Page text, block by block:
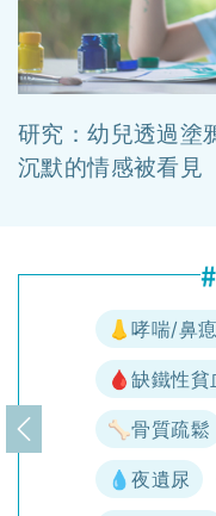
研究：幼兒透過塗
沉默的情感被看見
👃哮喘/鼻
🩸缺鐵性貧
🦴骨質疏鬆
💧夜遺尿
上一頁